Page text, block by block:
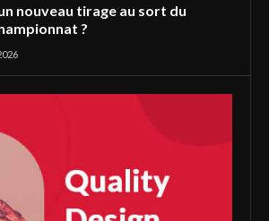
nouveau tirage au sort du
?